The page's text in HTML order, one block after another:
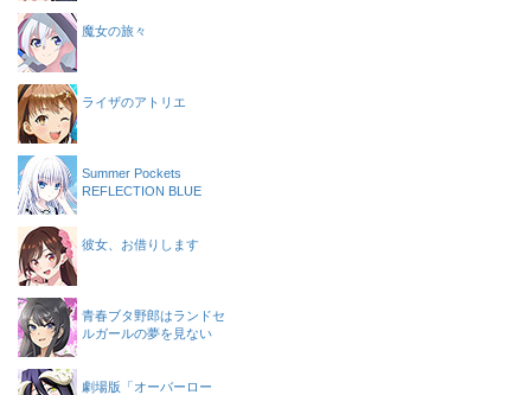
魔女の旅々
ライザのアトリエ
Summer Pockets
REFLECTION BLUE
彼女、お借りします
青春ブタ野郎はランドセ
ルガールの夢を見ない
劇場版「オーバーロー